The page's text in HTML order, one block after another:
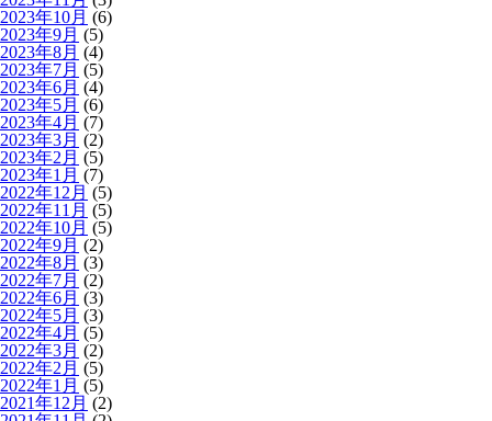
2023年10月 (6)
2023年9月 (5)
2023年8月 (4)
2023年7月 (5)
2023年6月 (4)
2023年5月 (6)
2023年4月 (7)
2023年3月 (2)
2023年2月 (5)
2023年1月 (7)
2022年12月 (5)
2022年11月 (5)
2022年10月 (5)
2022年9月 (2)
2022年8月 (3)
2022年7月 (2)
2022年6月 (3)
2022年5月 (3)
2022年4月 (5)
2022年3月 (2)
2022年2月 (5)
2022年1月 (5)
2021年12月 (2)